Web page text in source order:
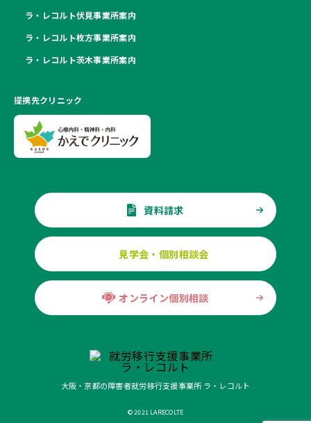
ラ・レコルト伏見事業所案内
ラ・レコルト枚方事業所案内
ラ・レコルト茨木事業所案内
提携先クリニック
資料請求
見学会・個別相談会
オンライン個別相談
大阪・京都の障害者就労移行支援事業所 ラ・レコルト
© 2021 LARECOLTE